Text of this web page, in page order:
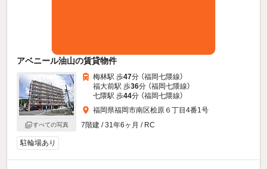
アベニール油山の賃貸物件
すべての写真
梅林駅 歩47分 （福岡七隈線）
福大前駅 歩36分 （福岡七隈線）
七隈駅 歩44分 （福岡七隈線）
福岡県福岡市南区桧原６丁目4番1号
7階建 / 31年6ヶ月 / RC
駐輪場あり